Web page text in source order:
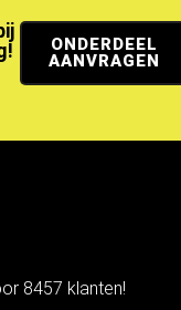
ONDERDEEL
AANVRAGEN
8457 klanten!